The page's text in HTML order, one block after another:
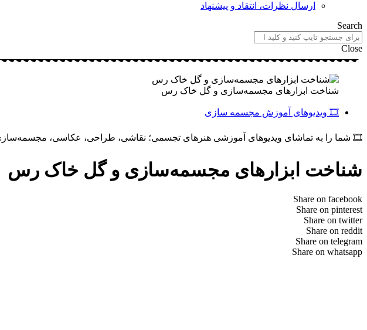
ارسال نظرات، انتقاد و پیشنهاد
Search
Close
شناخت ابزارهای مجسمه‌سازی و گل خاک رس
🎞️ ویدیوهای آموزش مجسمه سازی
🎞️ شما را به تماشای ویدیوهای آموزشی هنرهای تجسمی؛ نقاشی، طراحی، عکاسی،
شناخت ابزارهای مجسمه‌سازی و گل خاک رس
Share on facebook
Share on pinterest
Share on twitter
Share on reddit
Share on telegram
Share on whatsapp